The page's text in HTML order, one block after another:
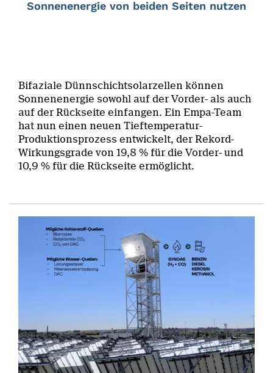
Sonnenenergie von beiden Seiten nutzen
Bifaziale Dünnschichtsolarzellen können
Sonnenenergie sowohl auf der Vorder- als auch
auf der Rückseite einfangen. Ein Empa-Team
hat nun einen neuen Tieftemperatur-
Produktionsprozess entwickelt, der Rekord-
Wirkungsgrade von 19,8 % für die Vorder- und
10,9 % für die Rückseite ermöglicht.